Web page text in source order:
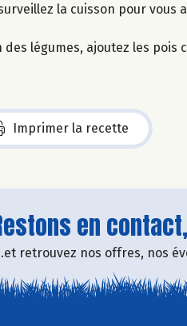
la cuisson pour
des légumes, ajoutez les
Imprimer la recette
en
retrouvez nos offres, nos